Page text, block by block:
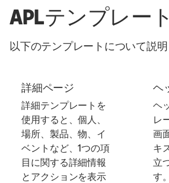
APLテンプレート
以下のテンプレートについて説明
詳細ページ
詳細テンプレートを
使用すると、個人、
場所、製品、物、イ
ベントなど、1つの項
目に関する詳細情報
とアクションを表示
ヘ
ヘ
レ
画
キ
立
す。